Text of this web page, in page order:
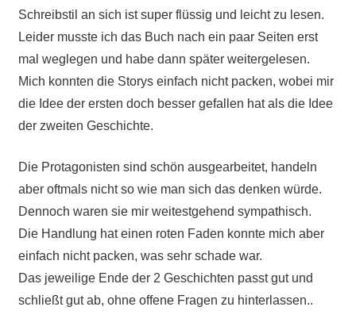
Schreibstil an sich ist super flüssig und leicht zu lesen.
Leider musste ich das Buch nach ein paar Seiten erst
mal weglegen und habe dann später weitergelesen.
Mich konnten die Storys einfach nicht packen, wobei mir
die Idee der ersten doch besser gefallen hat als die Idee
der zweiten Geschichte.
Die Protagonisten sind schön ausgearbeitet, handeln
aber oftmals nicht so wie man sich das denken würde.
Dennoch waren sie mir weitestgehend sympathisch.
Die Handlung hat einen roten Faden konnte mich aber
einfach nicht packen, was sehr schade war.
Das jeweilige Ende der 2 Geschichten passt gut und
schließt gut ab, ohne offene Fragen zu hinterlassen..